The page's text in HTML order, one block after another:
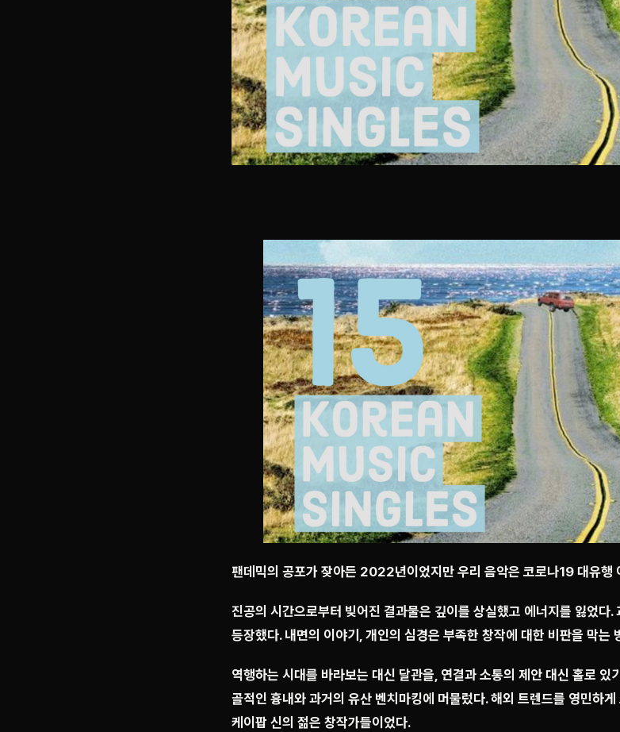
팬데믹의 공포가 잦아든 2022년이었지만 우리 음악은 코로나19 대유행
진공의 시간으로부터 빚어진 결과물은 깊이를 상실했고 에너지를 잃었다.
등장했다. 내면의 이야기, 개인의 심경은 부족한 창작에 대한 비판을 막는
역행하는 시대를 바라보는 대신 달관을, 연결과 소통의 제안 대신 홀로 있
골적인 흉내와 과거의 유산 벤치마킹에 머물렀다. 해외 트렌드를 영민하
케이팝 신의 젊은 창작가들이었다.